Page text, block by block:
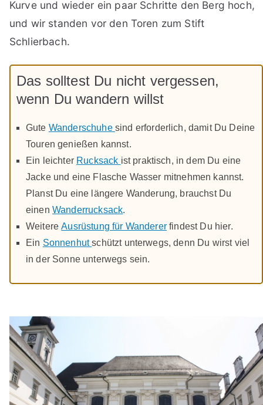
Kurve und wieder ein paar Schritte den Berg hoch,
und wir standen vor den Toren zum Stift
Schlierbach.
Das solltest Du nicht vergessen,
wenn Du wandern willst
Gute Wanderschuhe sind erforderlich, damit Du Deine
Touren genießen kannst.
Ein leichter Rucksack ist praktisch, in dem Du eine
Jacke und eine Flasche Wasser mitnehmen kannst.
Planst Du eine längere Wanderung, brauchst Du
einen Wanderrucksack.
WeitereAusrüstung für Wandererfindest Du hier.
Ein Sonnenhutschützt unterwegs, denn Du wirst viel
in der Sonne unterwegs sein.